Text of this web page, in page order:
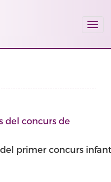
del concurs de
primer concurs